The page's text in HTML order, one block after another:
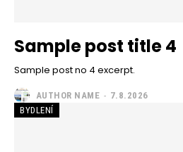
Sample post title 4
Sample post no 4 excerpt.
AUTHOR NAME - 7.8.2026
BYDLENÍ